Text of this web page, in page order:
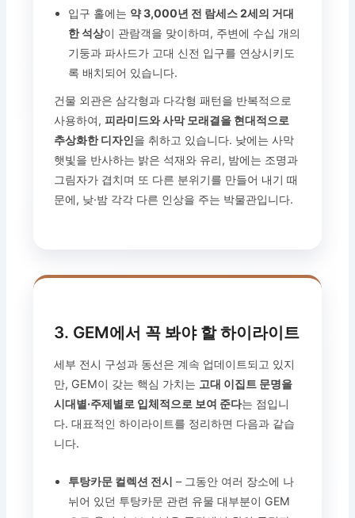
입구 홀에는 약 3,000년 전 람세스 2세의 거대
한 석상이 관람객을 맞이하며, 주변에 수십 개의
기둥과 파사드가 고대 신전 입구를 연상시키도
록 배치되어 있습니다.
건물 외관은 삼각형과 다각형 패턴을 반복적으로
사용하여, 피라미드와 사막 모래결을 현대적으로
추상화한 디자인을 취하고 있습니다. 낮에는 사막
햇빛을 반사하는 밝은 석재와 유리, 밤에는 조명과
그림자가 겹치며 또 다른 분위기를 만들어 내기 때
문에, 낮·밤 각각 다른 인상을 주는 박물관입니다.
3. GEM에서 꼭 봐야 할 하이라이트
세부 전시 구성과 동선은 계속 업데이트되고 있지
만, GEM이 갖는 핵심 가치는 고대 이집트 문명을
시대별·주제별로 입체적으로 보여 준다는 점입니
다. 대표적인 하이라이트를 정리하면 다음과 같습
니다.
투탕카문 컬렉션 전시 – 그동안 여러 장소에 나
뉘어 있던 투탕카문 관련 유물 대부분이 GEM